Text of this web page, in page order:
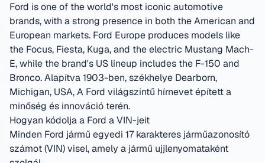
Ford is one of the world's most iconic automotive
brands, with a strong presence in both the American and
European markets. Ford Europe produces models like
the Focus, Fiesta, Kuga, and the electric Mustang Mach-
E, while the brand's US lineup includes the F-150 and
Bronco.Alapítva 1903-ben, székhelye Dearborn,
Michigan, USA,A Ford világszintű hírnevet épített a
minőség és innováció terén.
Hogyan kódolja a Ford a VIN-jeit
Minden Ford jármű egyedi 17 karakteres járműazonosító
számot (VIN) visel, amely a jármű ujjlenyomataként